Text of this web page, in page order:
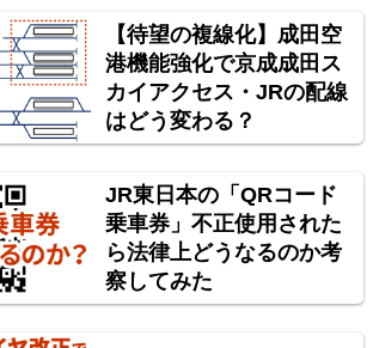
道配線略図 福島・仙台・秋田・八戸
臨海鉄道
【待望の複線化】成田空
港機能強化で京成成田ス
カイアクセス・JRの配線
はどう変わる？
JR東日本の「QRコード
乗車券」不正使用された
ら法律上どうなるのか考
察してみた